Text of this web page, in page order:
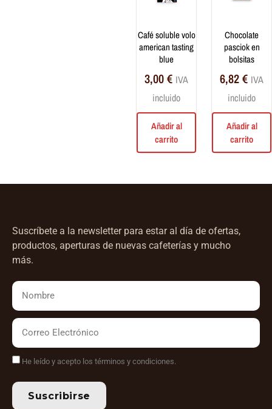
Ropa
café soluble volo
american tasting
blue
3,00€ IVA
incluido
Añadir al
carrito
chocolate
pasciok en
bolsitas
6,82€ IVA
incluido
Añadir al
carrito
Suscríbete a la newsletter para estar al día de ofertas,
productos, aperturas de nuevas cafeterías y mucho
más.
He leído y acepto los términos y condiciones.
Suscribirse